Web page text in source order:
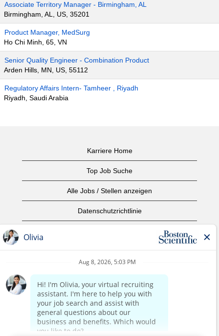
Associate Territory Manager - Birmingham, AL
Birmingham, AL, US, 35201
Product Manager, MedSurg
Ho Chi Minh, 65, VN
Senior Quality Engineer - Combination Product
Arden Hills, MN, US, 55112
Regulatory Affairs Intern- Tamheer , Riyadh
Riyadh, Saudi Arabia
Karriere Home
Top Job Suche
Alle Jobs / Stellen anzeigen
Datenschutzrichtlinie
Urheberrecht
home page